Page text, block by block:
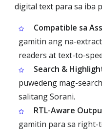
digital text para sa iba
Compatible sa
gamitin ang na-
readers at text-to-
Search &
puwedeng mag-
salitang Sorani.
RTL-Aware
gamitin para sa